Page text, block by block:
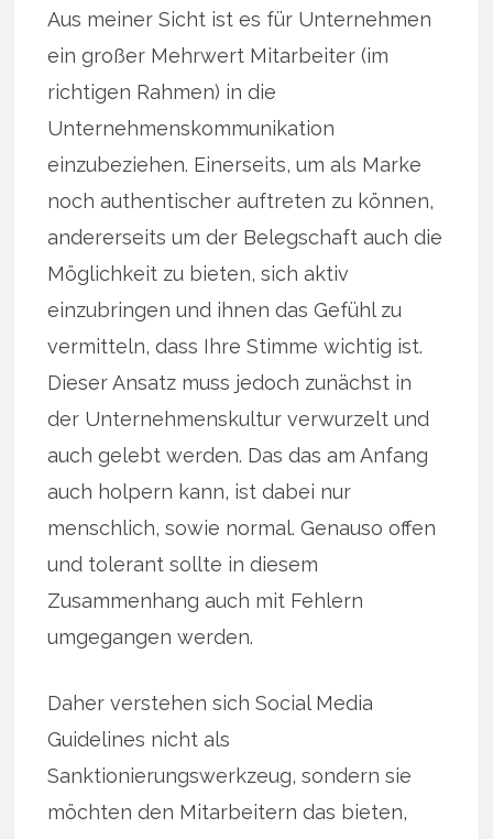
Aus meiner Sicht ist es für Unternehmen
ein großer Mehrwert Mitarbeiter (im
richtigen Rahmen) in die
Unternehmenskommunikation
einzubeziehen. Einerseits, um als Marke
noch authentischer auftreten zu können,
andererseits um der Belegschaft auch die
Möglichkeit zu bieten, sich aktiv
einzubringen und ihnen das Gefühl zu
vermitteln, dass Ihre Stimme wichtig ist.
Dieser Ansatz muss jedoch zunächst in
der Unternehmenskultur verwurzelt und
auch gelebt werden. Das das am Anfang
auch holpern kann, ist dabei nur
menschlich, sowie normal. Genauso offen
und tolerant sollte in diesem
Zusammenhang auch mit Fehlern
umgegangen werden.
Daher verstehen sich Social Media
Guidelines nicht als
Sanktionierungswerkzeug, sondern sie
möchten den Mitarbeitern das bieten,